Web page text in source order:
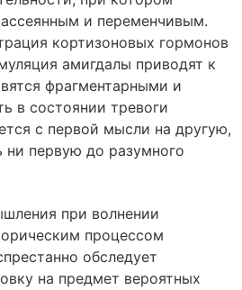
и переменчивым.
кортизоновых гормонов
амигдалы приводят к
фрагментарными и
в состоянии тревоги
с первой мысли на другую,
ни первую до разумного
при волнении
процессом
обследует
на предмет вероятных